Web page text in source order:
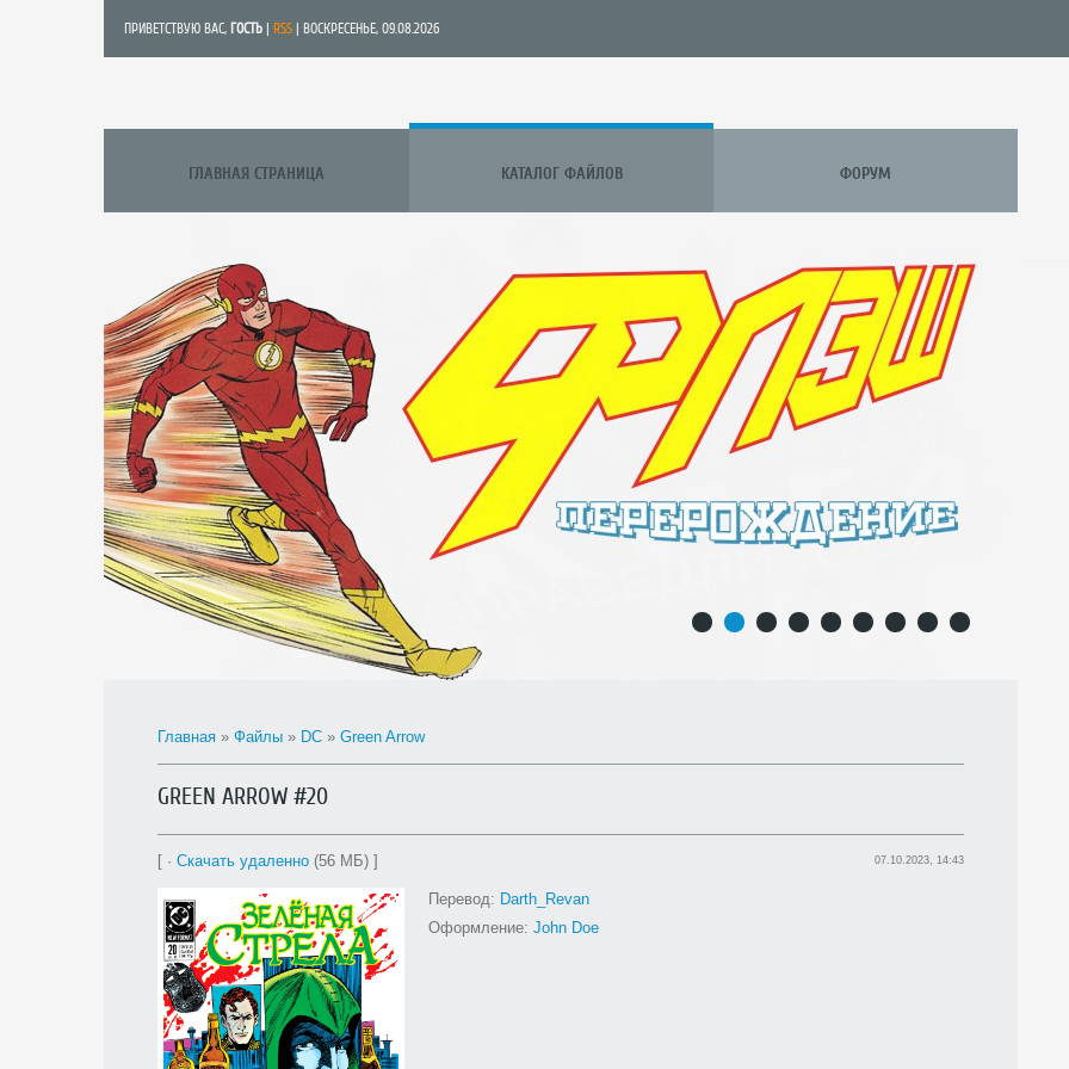
ПРИВЕТСТВУЮ ВАС, ГОСТЬ RSS | ВОСКРЕСЕНЬЕ, 09.08.2026
ГЛАВНАЯ СТРАНИЦА КАТАЛОГ ФАЙЛОВ ФОРУМ
Главная » Файлы » DC » Green Arrow
GREEN ARROW #20
[ · Скачать удаленно (56 МБ) ] 07.10.2023, 14:43
Перевод: Darth_Revan
Оформление: John Doe